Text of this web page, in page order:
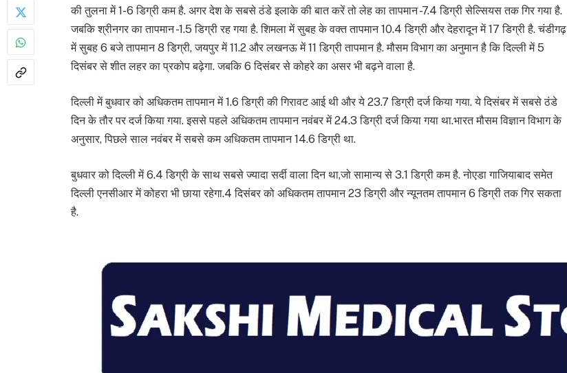
की तुलना में 1-6 डिग्री कम है. अगर देश के सबसे ठंडे इलाके की बात करें तो लेह का तापमान -7.4 डिग्री सेल्सियस तक गिर गया है.
जबकि श्रीनगर का तापमान -1.5 डिग्री रह गया है. शिमला में सुबह के वक्त तापमान 10.4 डिग्री और देहरादून में 17 डिग्री है. चंडीगढ़
में सुबह 6 बजे तापमान 8 डिग्री, जयपुर में 11.2 और लखनऊ में 11 डिग्री तापमान है. मौसम विभाग का अनुमान है कि दिल्ली में 5
दिसंबर से शीत लहर का प्रकोप बढ़ेगा. जबकि 6 दिसंबर से कोहरे का असर भी बढ़ने वाला है.
दिल्ली में बुधवार को अधिकतम तापमान में 1.6 डिग्री की गिरावट आई थी और ये 23.7 डिग्री दर्ज किया गया. ये दिसंबर में सबसे ठंडे
दिन के तौर पर दर्ज किया गया. इससे पहले अधिकतम तापमान नवंबर में 24.3 डिग्री दर्ज किया गया था.भारत मौसम विज्ञान विभाग के
अनुसार, पिछले साल नवंबर में सबसे कम अधिकतम तापमान 14.6 डिग्री था.
बुधवार को दिल्ली में 6.4 डिग्री के साथ सबसे ज्यादा सर्दी वाला दिन था,जो सामान्य से 3.1 डिग्री कम है. नोएडा गाजियाबाद समेत
दिल्ली एनसीआर में कोहरा भी छाया रहेगा.4 दिसंबर को अधिकतम तापमान 23 डिग्री और न्यूनतम तापमान 6 डिग्री तक गिर सकता
है.